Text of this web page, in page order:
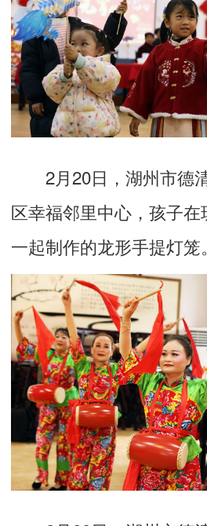
2月20日，湖州市德
区幸福邻里中心，孩子在
一起制作的龙形手提灯笼。